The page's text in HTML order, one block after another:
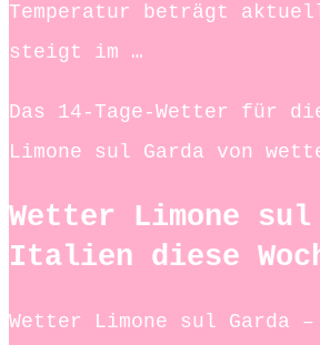
Temperatur beträgt
steigt im …
Das 14-Tage-Wetter für
Limone sul Garda von
Wetter Limone sul
Italien diese
Wetter Limone sul Garda